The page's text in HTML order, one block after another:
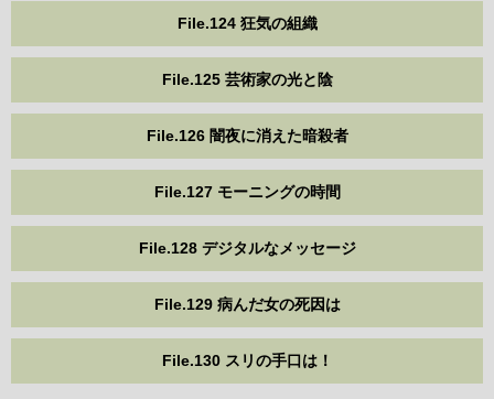
File.124 狂気の組織
File.125 芸術家の光と陰
File.126 闇夜に消えた暗殺者
File.127 モーニングの時間
File.128 デジタルなメッセージ
File.129 病んだ女の死因は
File.130 スリの手口は！